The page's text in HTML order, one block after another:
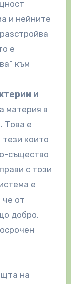
и нейните
е
към
и
материя в
Това е
тези които
същество
с този
е
че от
добро,
на